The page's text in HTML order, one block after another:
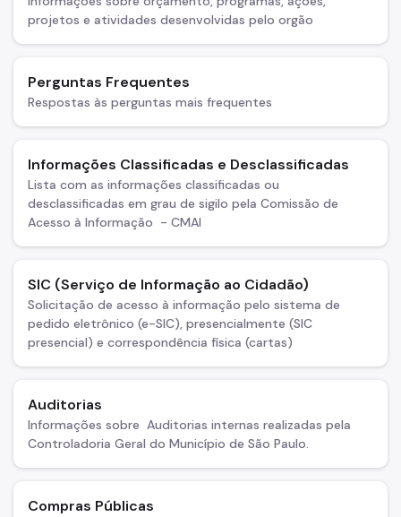
Licenciamento Ambiental Não-Industrial
Áreas Contaminadas
Estudos Ambientais
Produtos Perigosos
TCA - Termo de Compromisso Ambiental
Motogeradores
IPVA
Defesa e Valorização Ambiental
TAC - Termo de Ajustamento de Conduta
projetos e atividades desenvolvidas pelo orgão
Perguntas Frequentes
Respostas às perguntas mais frequentes
Informações Classificadas e Desclassificadas
Lista com as informações classificadas ou
desclassificadas em grau de sigilo pela Comissão de
Acesso à Informação - CMAI
SIC (Serviço de Informação ao Cidadão)
Solicitação de acesso à informação pelo sistema de
pedido eletrônico (e-SIC), presencialmente (SIC
presencial) e correspondência física (cartas)
Auditorias
Informações sobre Auditorias internas realizadas pela
Controladoria Geral do Município de São Paulo.
Compras Públicas